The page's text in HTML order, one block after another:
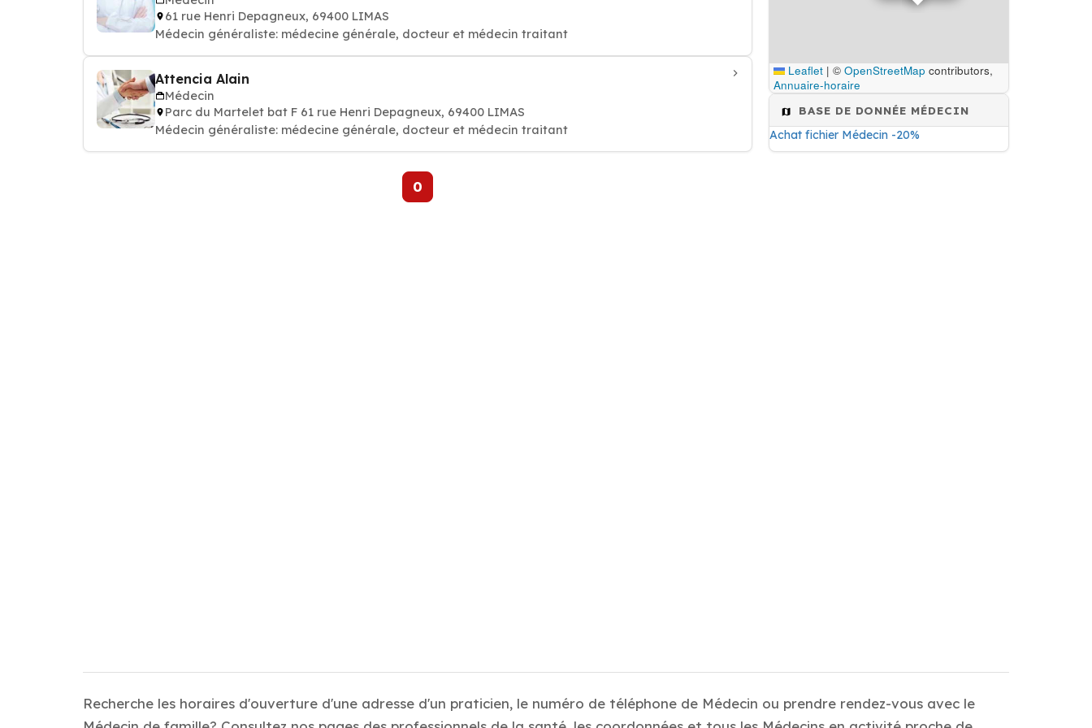
61 rue Henri Depagneux, 69400 LIMAS
Médecin généraliste: médecine générale, docteur et médecin traitant
Attencia Alain
Médecin
Parc du Martelet bat F 61 rue Henri Depagneux, 69400 LIMAS
Médecin généraliste: médecine générale, docteur et médecin traitant
0
Leaflet | © OpenStreetMap contributors,
Annuaire-horaire
BASE DE DONNÉE MÉDECIN
Achat fichier Médecin -20%
Recherche les horaires d'ouverture d'une adresse d'un praticien, le numéro de téléphone de Médecin ou prendre rendez-vous avec le